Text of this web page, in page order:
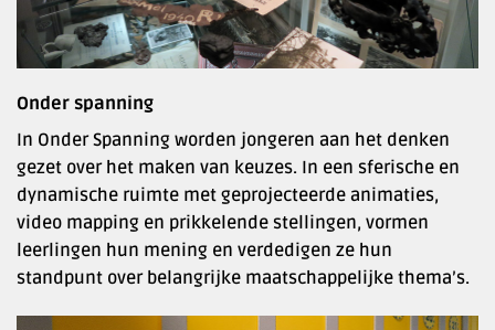
Onder spanning
In Onder Spanning worden jongeren aan het denken
gezet over het maken van keuzes. In een sferische en
dynamische ruimte met geprojecteerde animaties,
video mapping en prikkelende stellingen, vormen
leerlingen hun mening en verdedigen ze hun
standpunt over belangrijke maatschappelijke thema’s.